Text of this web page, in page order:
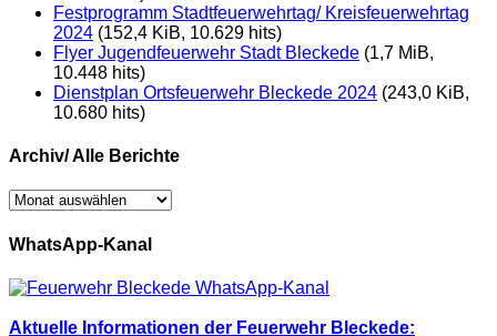
Festprogramm Stadtfeuerwehrtag/ Kreisfeuerwehrtag
2024 (152,4 KiB, 10.629 hits)
Flyer Jugendfeuerwehr Stadt Bleckede (1,7 MiB,
10.448 hits)
Dienstplan Ortsfeuerwehr Bleckede 2024 (243,0 KiB,
10.680 hits)
Archiv/ Alle Berichte
Archiv/
Berichte
WhatsApp-Kanal
Aktuelle Informationen der Feuerwehr Bleckede: